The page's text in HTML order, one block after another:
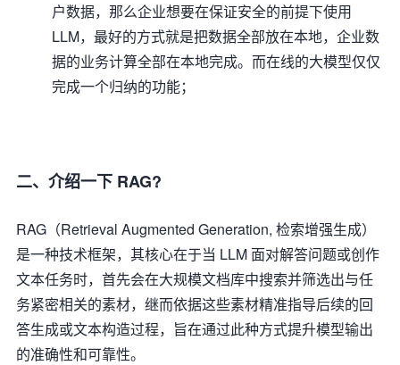
户数据，那么企业想要在保证安全的前提下使用
LLM，最好的方式就是把数据全部放在本地，企业数
据的业务计算全部在本地完成。而在线的大模型仅仅
完成一个归纳的功能；
二、介绍一下 RAG?
RAG（Retrieval Augmented Generation, 检索增强生成）
是一种技术框架，其核心在于当 LLM 面对解答问题或创作
文本任务时，首先会在大规模文档库中搜索并筛选出与任
务紧密相关的素材，继而依据这些素材精准指导后续的回
答生成或文本构造过程，旨在通过此种方式提升模型输出
的准确性和可靠性。